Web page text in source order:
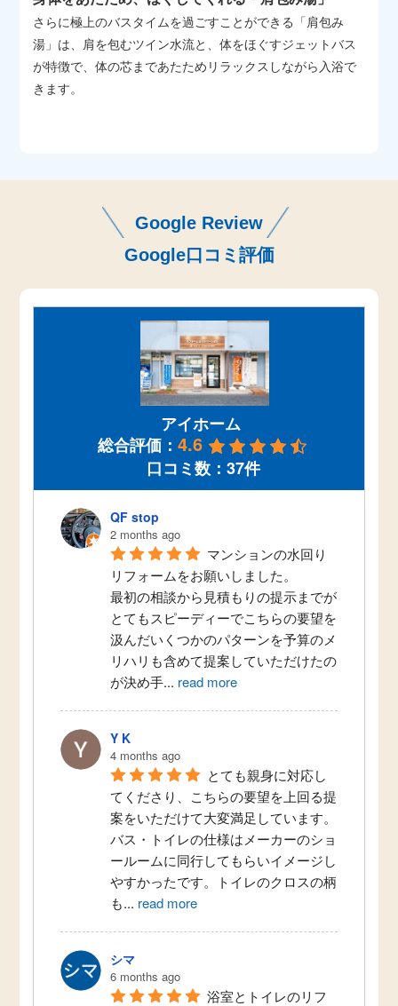
さらに極上のバスタイムを過ごすことができる「肩包み
湯」は、肩を包むツイン水流と、体をほぐすジェットバス
が特徴で、体の芯まであたためリラックスしながら入浴で
きます。
Google Review
Google口コミ評価
アイホーム
総合評価： 4.6
口コミ数：37件
QF stop
2 months ago
マンションの水回り
リフォームをお願いしました。
最初の相談から見積もりの提示までが
とてもスピーディーでこちらの要望を
汲んだいくつかのパターンを予算のメ
リハリも含めて提案していただけたの
が決め手... read more
Y K
4 months ago
とても親身に対応し
てくださり、こちらの要望を上回る提
案をいただけて大変満足しています。
バス・トイレの仕様はメーカーのショ
ールームに同行してもらいイメージし
やすかったです。トイレのクロスの柄
も... read more
シマ
6 months ago
浴室とトイレのリフ